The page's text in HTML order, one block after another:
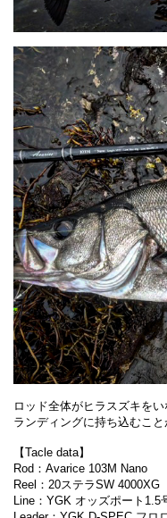
ロッド全体がヒラスズキを
ランディングに持ち込むこ
【Tacle data】
Rod：Avarice 103M Nano
Reel：20ステラSW 4000XG
Line：YGK オッズポート1.5